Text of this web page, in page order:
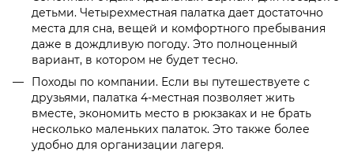
детьми. Четырехместная палатка дает достаточно
места для сна, вещей и комфортного пребывания
даже в дождливую погоду. Это полноценный
вариант, в котором не будет тесно.
Походы по компании. Если вы путешествуете с
друзьями, палатка 4-местная позволяет жить
вместе, экономить место в рюкзаках и не брать
несколько маленьких палаток. Это также более
удобно для организации лагеря.